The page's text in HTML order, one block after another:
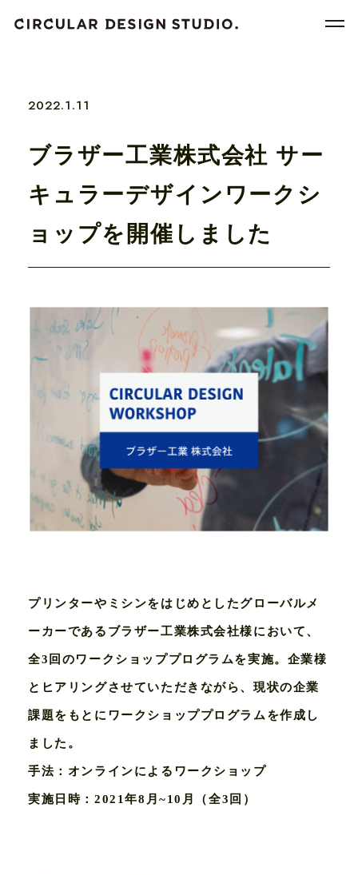
2022.1.11
ブラザー⼯業株式会社 サー
キュラーデザインワークシ
ョップを開催しました
プリンターやミシンをはじめとしたグローバルメ
ーカーであるブラザー⼯業株式会社様において、
全3回のワークショッププログラムを実施。企業様
とヒアリングさせていただきながら、現状の企業
課題をもとにワークショッププログラムを作成し
ました。
⼿法：オンラインによるワークショップ
実施⽇時：2021年8⽉~10⽉（全3回）